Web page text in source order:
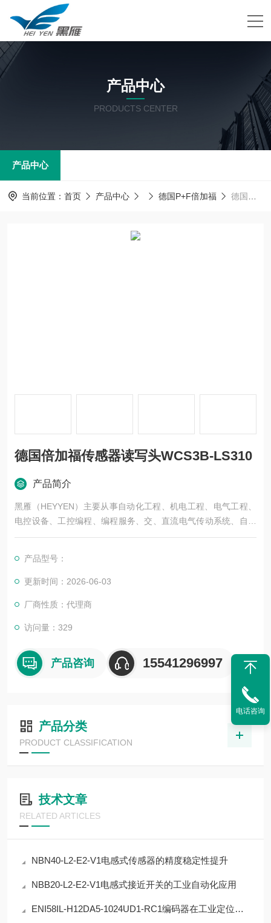
产品中心
PRODUCTS CENTER
产品中心
当前位置： 首页 产品中心 德国P+F倍加福 德国倍加福传感器读写头WCS3B-LS310
德国倍加福传感器读写头WCS3B-LS310
产品简介
黑雁（HEYYEN）主要从事自动化工程、机电工程、电气工程、
电控设备、工控编程、编程服务、交、直流电气传动系统、自动
化控制系统及其装置的研究与服务，不但可以独立承包工程项
代化电控设备。
服务行业涉及冶金、石油、化工、纺织、食品、制药、电力、环
德国倍加福传感器读写头WCS3B-LS310
产品型号：
更新时间：2026-06-03
厂商性质：代理商
访问量：329
产品咨询 15541296997
产品分类
PRODUCT CLASSIFICATION
技术文章
RELATED ARTICLES
NBN40-L2-E2-V1电感式传感器的精度稳定性提升
NBB20-L2-E2-V1电感式接近开关的工业自动化应用
ENI58IL-H12DA5-1024UD1-RC1编码器在工业定位中的应用
电话咨询